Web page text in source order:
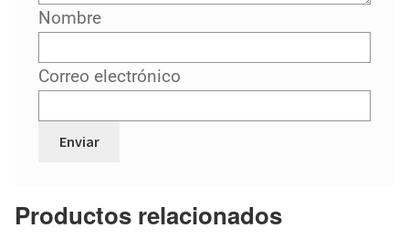
Nombre
Correo electrónico
Productos relacionados